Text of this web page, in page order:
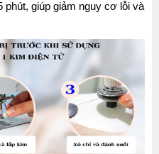
phút, giúp giảm nguy cơ lỗi và